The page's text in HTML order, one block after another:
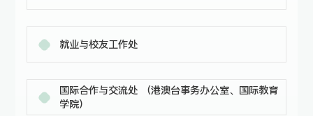
就业与校友工作处
国际合作与交流处 （港澳台事务办公室、国际教育
学院）